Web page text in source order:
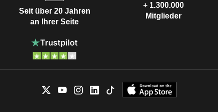
Seit über 20 Jahren
an Ihrer Seite
+ 1.300.000
Mitglieder